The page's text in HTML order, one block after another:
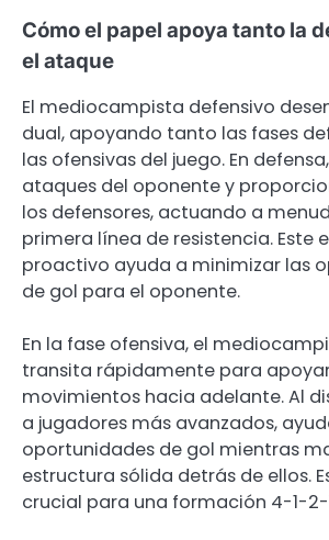
Cómo el papel apoya tanto la
el ataque
El mediocampista defensivo
dual, apoyando tanto las fases
las ofensivas del juego. En
ataques del oponente y
los defensores, actuando a
primera línea de resistencia. Este
proactivo ayuda a minimizar las
de gol para el oponente.
En la fase ofensiva, el
transita rápidamente para
movimientos hacia adelante. Al
a jugadores más avanzados,
oportunidades de gol mientras
estructura sólida detrás de ellos.
crucial para una formación 4-1-